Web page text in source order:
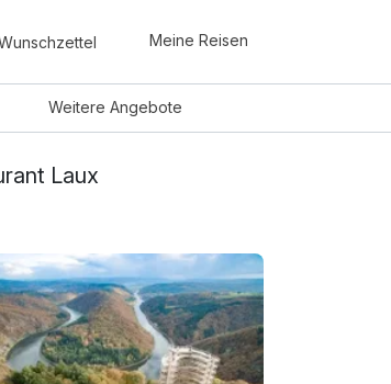
Meine Reisen
WeitereAngebote
Laux